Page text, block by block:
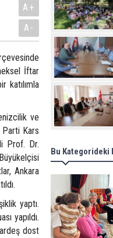
A+
A-
İftar
katılımla
ve
Parti Kars
Prof. Dr.
Ankara
yaptı.
yapıldı.
dost
Bu Kategorideki